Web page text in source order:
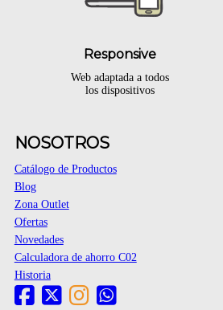
Responsive
Web adaptada a todos
los dispositivos
NOSOTROS
Catálogo de Productos
Blog
Zona Outlet
Ofertas
Novedades
Calculadora de ahorro C02
Historia